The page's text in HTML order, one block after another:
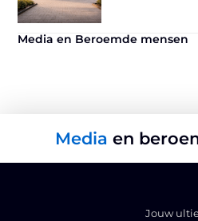
Media en Beroemde mensen
Media en
Jouw